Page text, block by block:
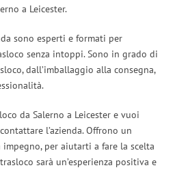
a Leicester.
sono esperti e formati per
senza intoppi. Sono in grado di
dall’imballaggio alla consegna,
da Salerno a Leicester e vuoi
l’azienda. Offrono un
per aiutarti a fare la scelta
sarà un’esperienza positiva e